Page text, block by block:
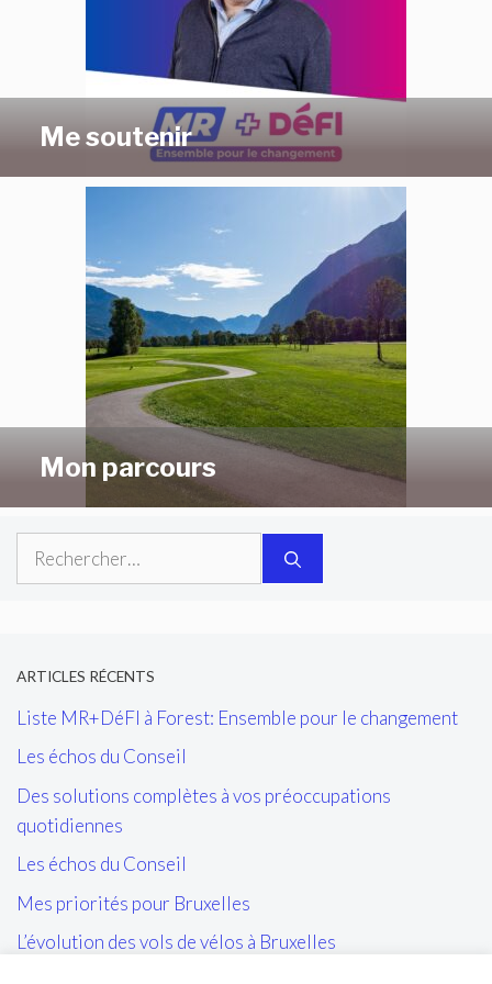
Me soutenir
Mon parcours
Rechercher :
ARTICLES RÉCENTS
Liste MR+DéFI à Forest: Ensemble pour le changement
Les échos du Conseil
Des solutions complètes à vos préoccupations
quotidiennes
Les échos du Conseil
Mes priorités pour Bruxelles
L’évolution des vols de vélos à Bruxelles